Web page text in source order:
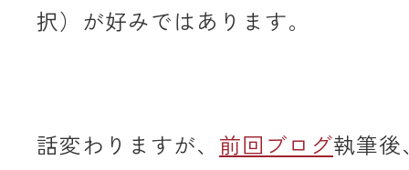
択）が好みではあります。
話変わりますが、 前回ブログ執筆後